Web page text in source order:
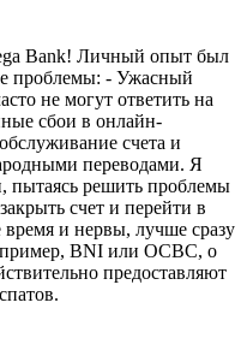
Bank! Личный опыт был
проблемы: - Ужасный
не могут ответить на
сбои в онлайн-
счета и
переводами. Я
пытаясь решить проблемы
счет и перейти в
и нервы, лучше сразу
BNI или OCBC, о
предоставляют